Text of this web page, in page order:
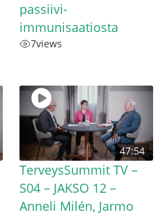
passiivi-
immunisaatiosta
7views
47:54
TerveysSummit TV –
S04 – JAKSO 12 –
Anneli Milén, Jarmo